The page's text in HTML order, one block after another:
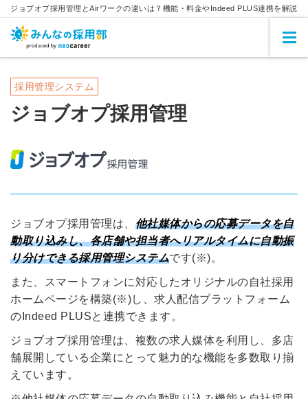
ジョブオプ採用管理とAirワークの違いは？機能・料金やIndeed PLUS連携を解説
採用管理システム
ジョブオプ採用管理
ジョブオプ採用管理は、 他社媒体からの応募データを自
動取り込みし、各店舗や担当者へリアルタイムに自動振
り分けできる採用管理システムです(※)。
また、スマートフォンに対応したオリジナルの自社採用
ホームページを構築(※)し、求人配信プラットフォーム
のIndeed PLUSと連携できます。
ジョブオプ採用管理は、複数の求人媒体を利用し、多店
舗展開している企業にとって魅力的な機能を多数取り揃
えています。